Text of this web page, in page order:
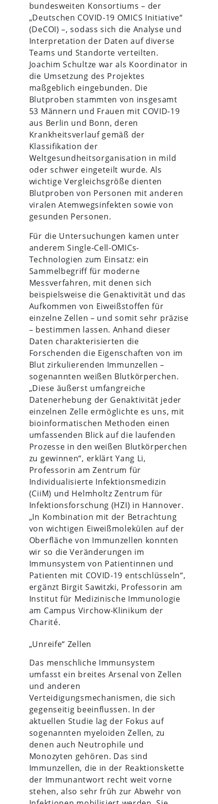
bundesweiten Konsortiums – der
„Deutschen COVID-19 OMICS Initiative“
(DeCOI) –, sodass sich die Analyse und
Interpretation der Daten auf diverse
Teams und Standorte verteilten.
Joachim Schultze war als Koordinator in
die Umsetzung des Projektes
maßgeblich eingebunden. Die
Blutproben stammten von insgesamt
53 Männern und Frauen mit COVID-19
aus Berlin und Bonn, deren
Krankheitsverlauf gemäß der
Klassifikation der
Weltgesundheitsorganisation in mild
oder schwer eingeteilt wurde. Als
wichtige Vergleichsgröße dienten
Blutproben von Personen mit anderen
viralen Atemwegsinfekten sowie von
gesunden Personen.
Für die Untersuchungen kamen unter
anderem Single-Cell-OMICs-
Technologien zum Einsatz: ein
Sammelbegriff für moderne
Messverfahren, mit denen sich
beispielsweise die Genaktivität und das
Aufkommen von Eiweißstoffen für
einzelne Zellen – und somit sehr präzise
– bestimmen lassen. Anhand dieser
Daten charakterisierten die
Forschenden die Eigenschaften von im
Blut zirkulierenden Immunzellen –
sogenannten weißen Blutkörperchen.
„Diese äußerst umfangreiche
Datenerhebung der Genaktivität jeder
einzelnen Zelle ermöglichte es uns, mit
bioinformatischen Methoden einen
umfassenden Blick auf die laufenden
Prozesse in den weißen Blutkörperchen
zu gewinnen“, erklärt Yang Li,
Professorin am Zentrum für
Individualisierte Infektionsmedizin
(CiiM) und Helmholtz Zentrum für
Infektionsforschung (HZI) in Hannover.
„In Kombination mit der Betrachtung
von wichtigen Eiweißmolekülen auf der
Oberfläche von Immunzellen konnten
wir so die Veränderungen im
Immunsystem von Patientinnen und
Patienten mit COVID-19 entschlüsseln“,
ergänzt Birgit Sawitzki, Professorin am
Institut für Medizinische Immunologie
am Campus Virchow-Klinikum der
Charité.
„Unreife“ Zellen
Das menschliche Immunsystem
umfasst ein breites Arsenal von Zellen
und anderen
Verteidigungsmechanismen, die sich
gegenseitig beeinflussen. In der
aktuellen Studie lag der Fokus auf
sogenannten myeloiden Zellen, zu
denen auch Neutrophile und
Monozyten gehören. Das sind
Immunzellen, die in der Reaktionskette
der Immunantwort recht weit vorne
stehen, also sehr früh zur Abwehr von